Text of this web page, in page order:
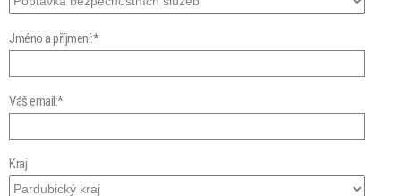
Jméno a příjmení:*
Váš email:*
Kraj